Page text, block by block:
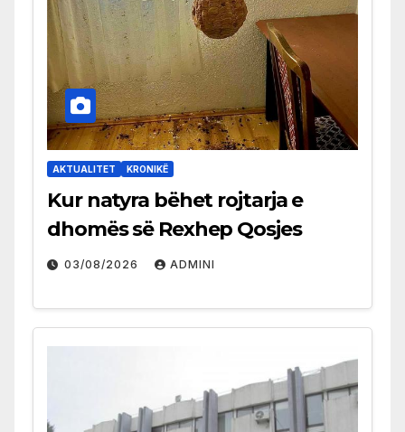
AKTUALITET KRONIKË
Kur natyra bëhet rojtarja e
dhomës së Rexhep Qosjes
03/08/2026 ADMINI